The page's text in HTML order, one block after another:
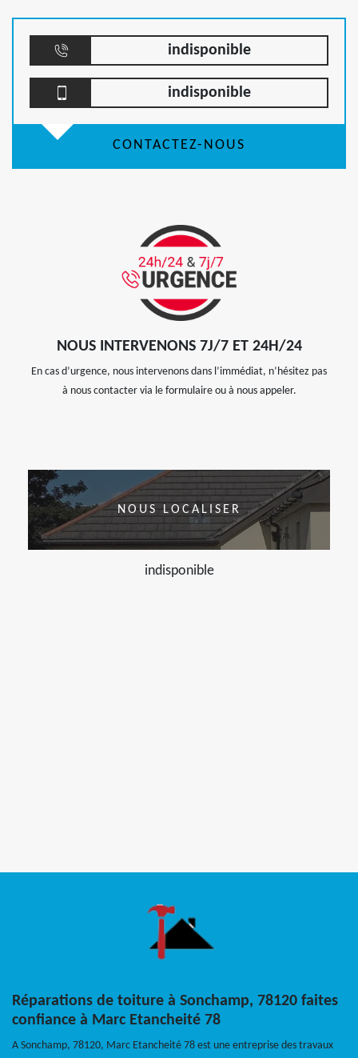
indisponible
indisponible
CONTACTEZ-NOUS
NOUS INTERVENONS 7J/7 ET 24H/24
En cas d’urgence, nous intervenons dans l’immédiat, n’hésitez pas
à nous contacter via le formulaire ou à nous appeler.
NOUS LOCALISER
indisponible
Réparations de toiture à Sonchamp, 78120 faites
confiance à Marc Etancheité 78
A Sonchamp, 78120, Marc Etancheité 78 est une entreprise des travaux